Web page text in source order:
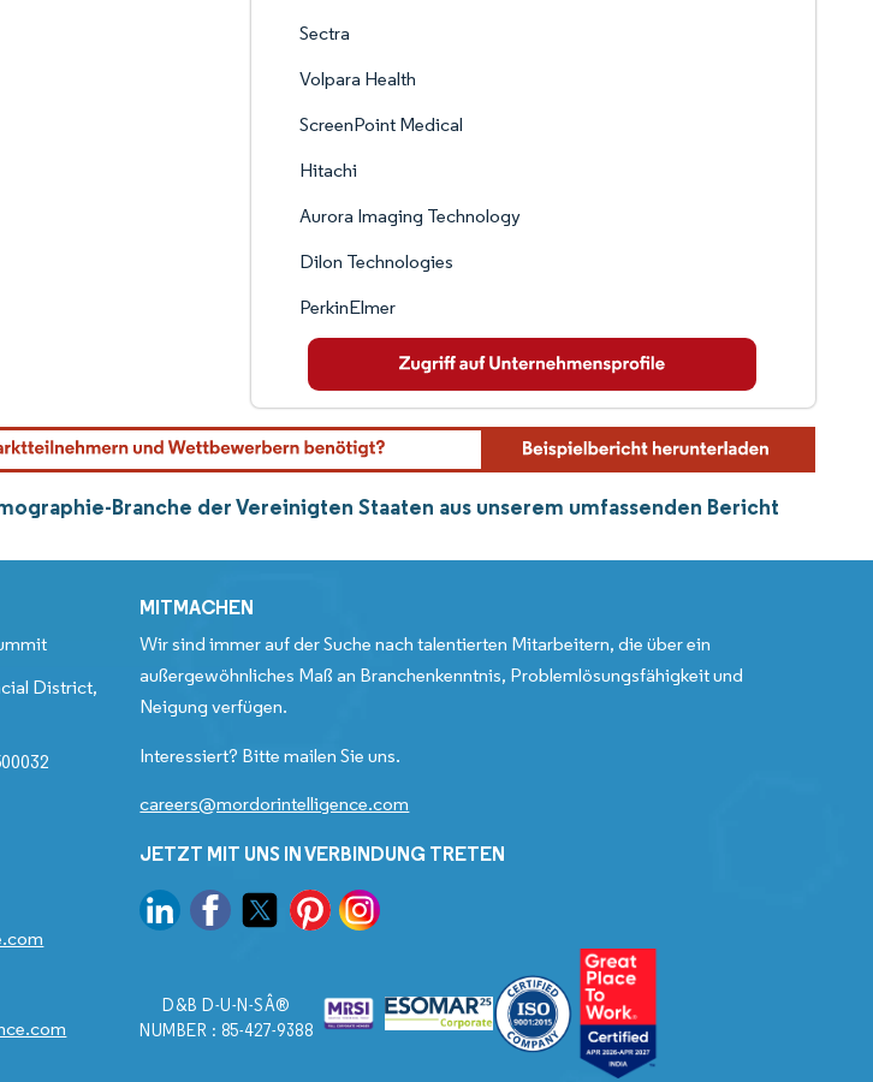
Sectra
Volpara Health
ScreenPoint Medical
Hitachi
Aurora Imaging Technology
Dilon Technologies
PerkinElmer
Branche der Vereinigten Staaten aus unserem umfassenden Bericht
District,
MITMACHEN
Wir sind immer auf der Suche nach talentierten Mitarbeitern, die über ein
außergewöhnliches Maß an Branchenkenntnis, Problemlösungsfähigkeit und
Neigung verfügen.
Interessiert? Bitte mailen Sie uns.
careers@mordorintelligence.com
JETZT MIT UNS IN VERBINDUNG TRETEN
D&B D-U-N-SÂ®
NUMBER : 85-427-9388